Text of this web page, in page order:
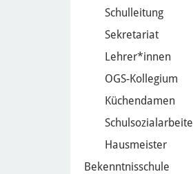
Schulleitung
Sekretariat
Lehrer*innen
OGS-Kollegium
Küchendamen
Hausmeister
Bekenntnisschule